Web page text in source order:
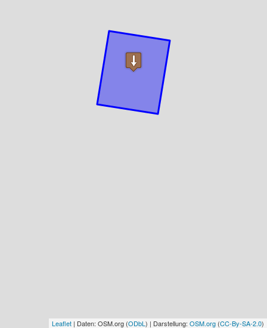
Leaflet | Daten: OSM.org (ODbL ) | Darstellung: OSM.org (CC-By-SA-2.0)